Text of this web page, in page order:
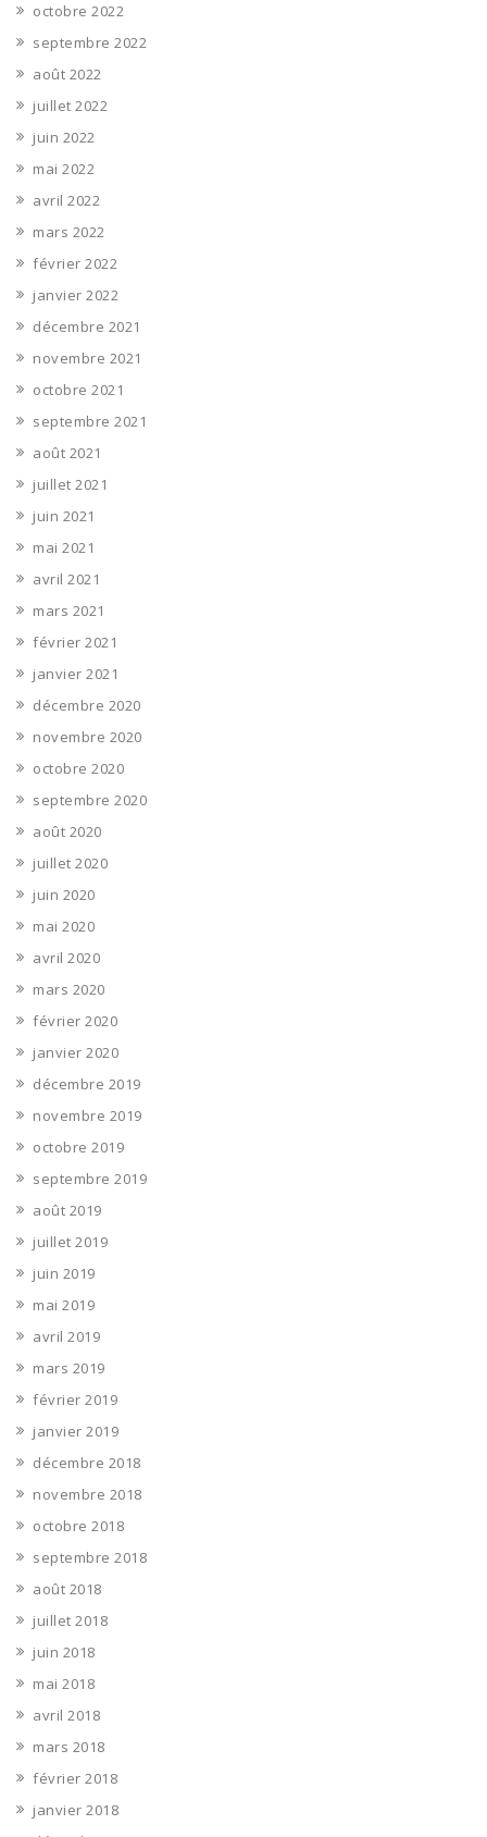
octobre 2022
septembre 2022
août 2022
juillet 2022
juin 2022
mai 2022
avril 2022
mars 2022
février 2022
janvier 2022
décembre 2021
novembre 2021
octobre 2021
septembre 2021
août 2021
juillet 2021
juin 2021
mai 2021
avril 2021
mars 2021
février 2021
janvier 2021
décembre 2020
novembre 2020
octobre 2020
septembre 2020
août 2020
juillet 2020
juin 2020
mai 2020
avril 2020
mars 2020
février 2020
janvier 2020
décembre 2019
novembre 2019
octobre 2019
septembre 2019
août 2019
juillet 2019
juin 2019
mai 2019
avril 2019
mars 2019
février 2019
janvier 2019
décembre 2018
novembre 2018
octobre 2018
septembre 2018
août 2018
juillet 2018
juin 2018
mai 2018
avril 2018
mars 2018
février 2018
janvier 2018